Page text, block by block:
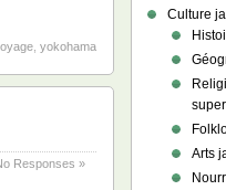
, yokohama
Responses »
Culture
Arts